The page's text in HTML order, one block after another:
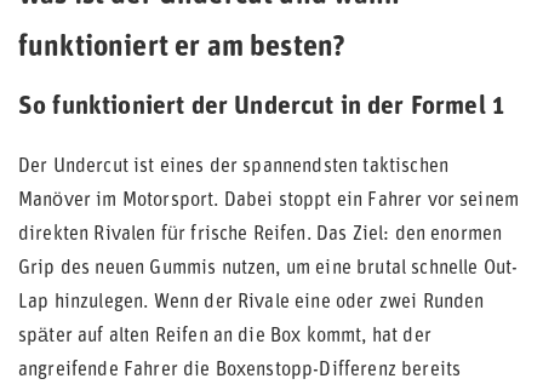
funktioniert er am besten?
So funktioniert der Undercut in der Formel 1
Der Undercut ist eines der spannendsten taktischen
Manöver im Motorsport. Dabei stoppt ein Fahrer vor seinem
direkten Rivalen für frische Reifen. Das Ziel: den enormen
Grip des neuen Gummis nutzen, um eine brutal schnelle Out-
Lap hinzulegen. Wenn der Rivale eine oder zwei Runden
später auf alten Reifen an die Box kommt, hat der
angreifende Fahrer die Boxenstopp-Differenz bereits